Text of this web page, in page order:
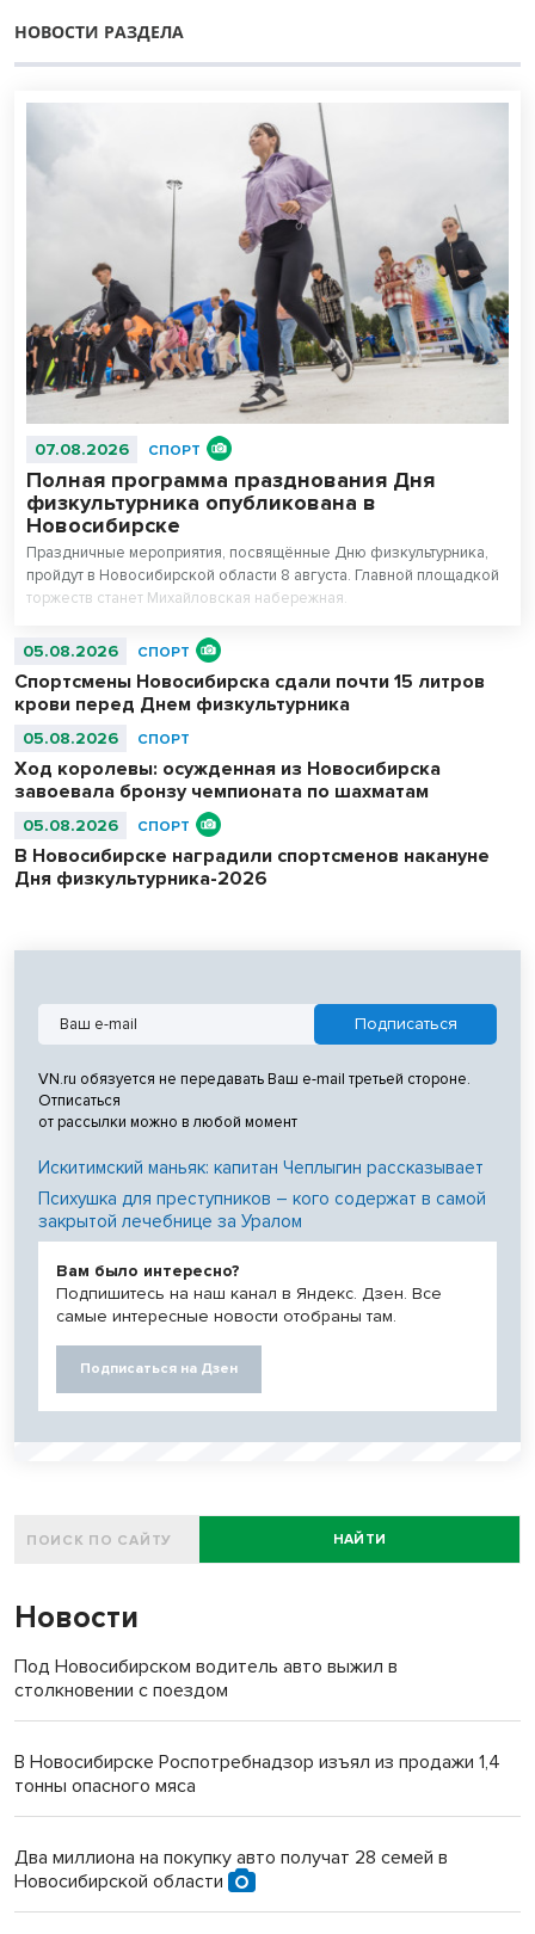
НОВОСТИ РАЗДЕЛА
07.08.2026 СПОРТ
Полная программа празднования Дня
физкультурника опубликована в
Новосибирске
Праздничные мероприятия, посвящённые Дню физкультурника,
пройдут в Новосибирской области 8 августа. Главной площадкой
торжеств станет Михайловская набережная.
05.08.2026 СПОРТ
Спортсмены Новосибирска сдали почти 15 литров
крови перед Днем физкультурника
05.08.2026 СПОРТ
Ход королевы: осужденная из Новосибирска
завоевала бронзу чемпионата по шахматам
05.08.2026 СПОРТ
В Новосибирске наградили спортсменов накануне
Дня физкультурника-2026
VN.ru обязуется не передавать Ваш e-mail третьей стороне.
Отписаться
от рассылки можно в любой момент
Искитимский маньяк: капитан Чеплыгин рассказывает
Психушка для преступников – кого содержат в самой
закрытой лечебнице за Уралом
Вам было интересно?
Подпишитесь на наш канал в Яндекс. Дзен. Все
самые интересные новости отобраны там.
Подписаться на Дзен
НАЙТИ
Новости
Под Новосибирском водитель авто выжил в
столкновении с поездом
В Новосибирске Роспотребнадзор изъял из продажи 1,4
тонны опасного мяса
Два миллиона на покупку авто получат 28 семей в
Новосибирской области